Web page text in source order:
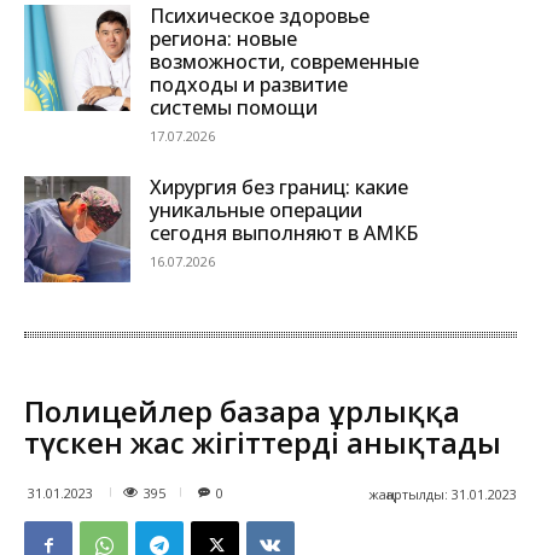
Психическое здоровье
региона: новые
возможности, современные
подходы и развитие
системы помощи
17.07.2026
Хирургия без границ: какие
уникальные операции
сегодня выполняют в АМКБ
16.07.2026